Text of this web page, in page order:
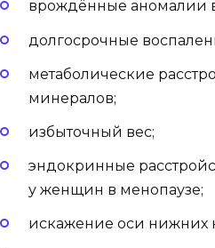
врождённые аномалии в
долгосрочные
метаболические
минералов;
избыточный вес;
эндокринные
у женщин в менопаузе;
искажение оси нижних